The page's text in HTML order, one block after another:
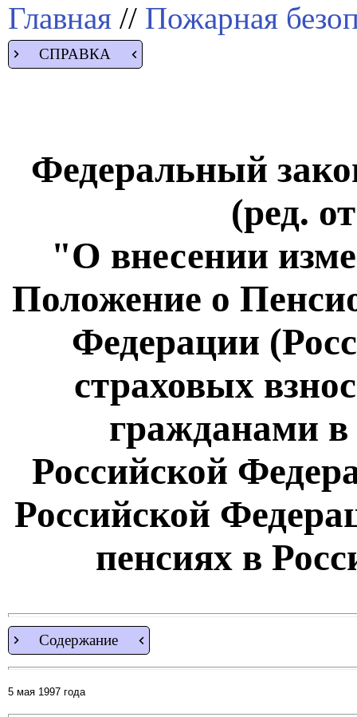
Главная // Пожарная
СПРАВКА
Федеральный
(ред.
"О внесении
Положение о
Федерации
страховых
гражданами
Российской
Российской
пенсиях в
Содержание
5 мая 1997 года